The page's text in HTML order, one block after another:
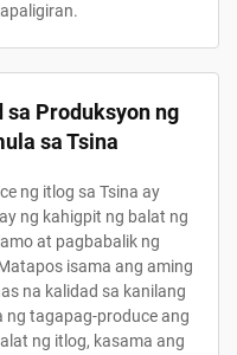
sa Produksyon ng
sa Tsina
ng itlog sa Tsina ay
ng kahigpit ng balat ng
at pagbabalik ng
isama ang aming
na kalidad sa kanilang
ng tagapag-produce ang
ng itlog, kasama ang